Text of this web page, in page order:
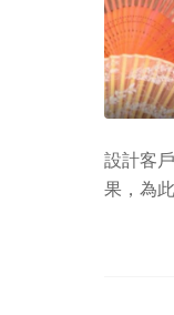
設計客
果，為